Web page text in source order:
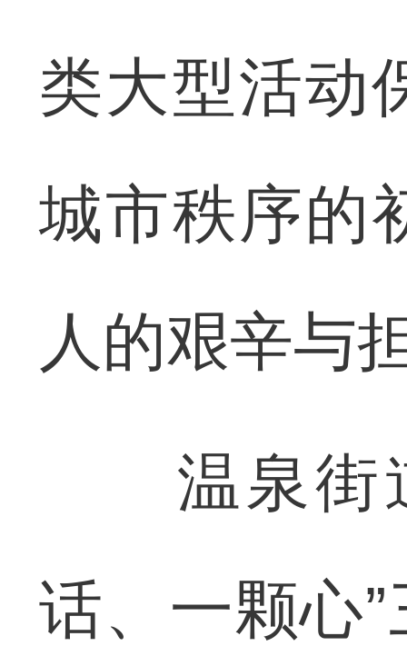
类大型活动
城市秩序的
人的艰辛与
温泉街道
话、一颗心